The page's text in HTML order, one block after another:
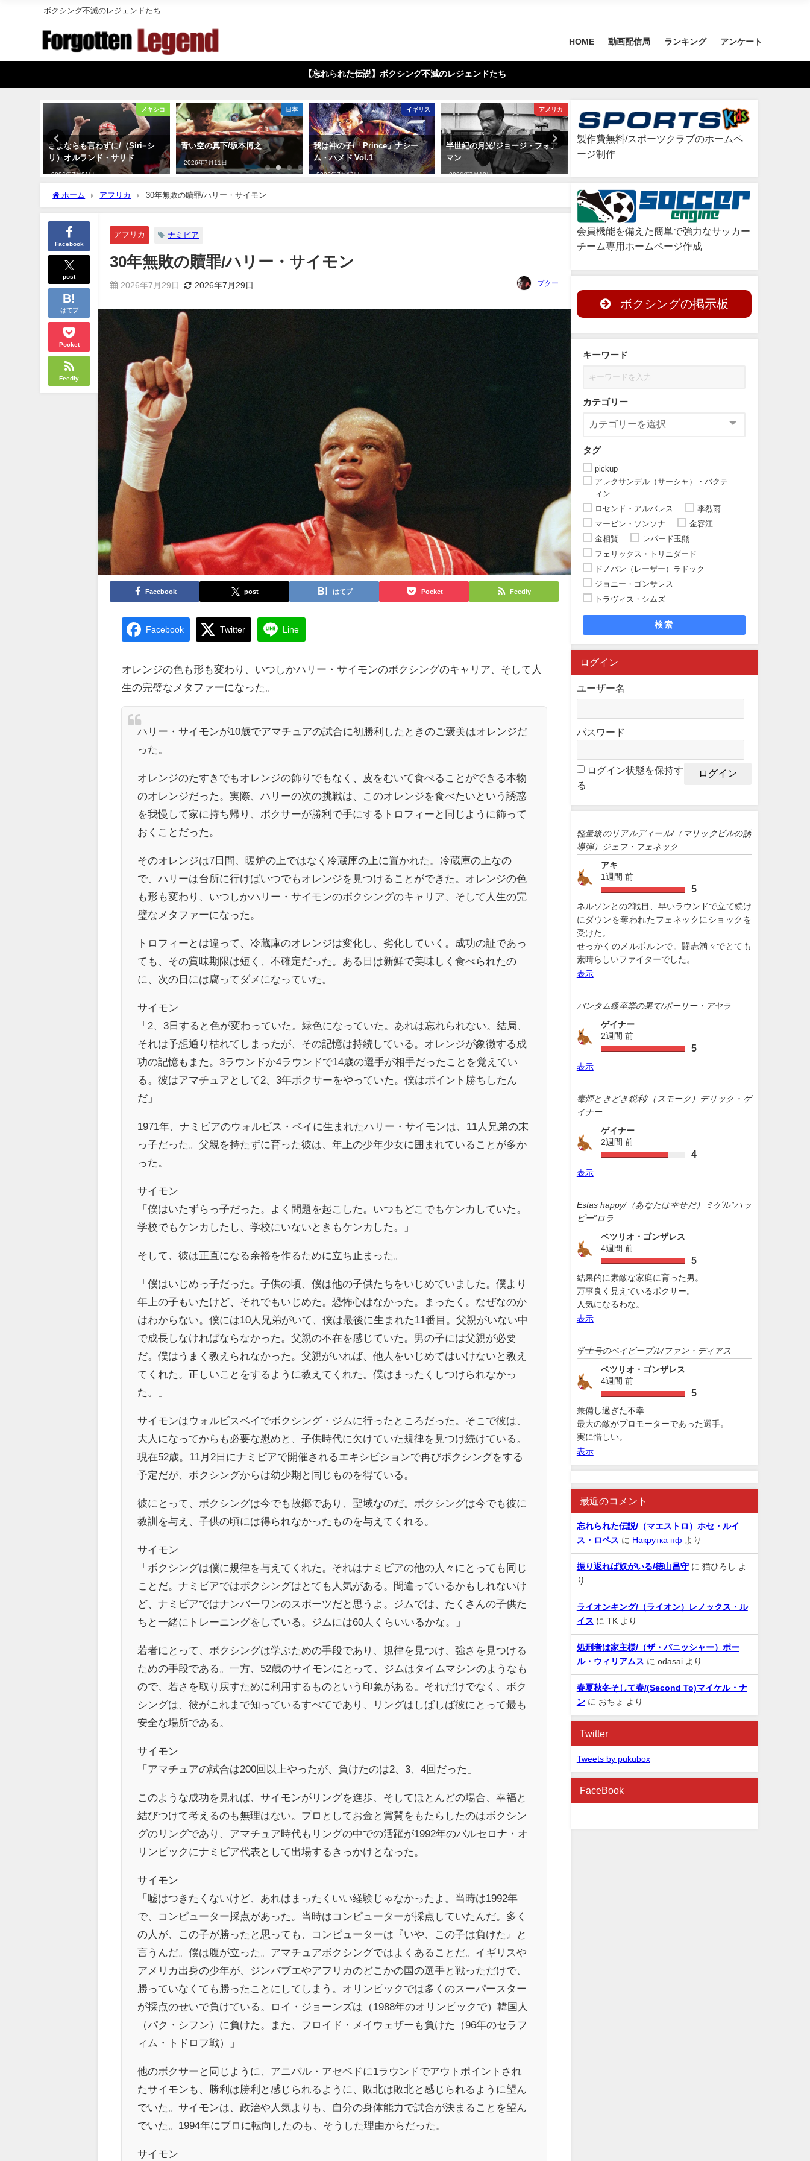
ボクシング不滅のレジェンドたち
HOME 動画配信局 ランキング アンケート
【忘れられた伝説】ボクシング不滅のレジェンドたち
メキシコ
さよならも言わずに/（Siri=シ
リ）オルランド・サリド
2026年7月21日
日本
青い空の真下/坂本博之
2026年7月11日
イギリス
我は神の子/「Prince」ナシー
ム・ハメド Vol.1
2026年7月17日
アメリカ
半世紀の月光/ジョージ・フォア
マン
2026年7月13日
無知の涙も枯れて/（ラカンド
ン）ビクトル・ラバナレス
ホーム アフリカ 30年無敗の贖罪/ハリー・サイモン
Facebook
post
はてブ
Pocket
Feedly
アフリカ ナミビア
30年無敗の贖罪/ハリー・サイモン
2026年7月29日 2026年7月29日 プクー
Facebook post はてブ Pocket Feedly
Facebook Twitter Line
オレンジの色も形も変わり、いつしかハリー・サイモンのボクシングのキャリア、そして人
生の完璧なメタファーになった。
ハリー・サイモンが10歳でアマチュアの試合に初勝利したときのご褒美はオレンジだ
った。
オレンジのたすきでもオレンジの飾りでもなく、皮をむいて食べることができる本物
のオレンジだった。実際、ハリーの次の挑戦は、このオレンジを食べたいという誘惑
を我慢して家に持ち帰り、ボクサーが勝利で手にするトロフィーと同じように飾って
おくことだった。
そのオレンジは7日間、暖炉の上ではなく冷蔵庫の上に置かれた。冷蔵庫の上なの
で、ハリーは台所に行けばいつでもオレンジを見つけることができた。オレンジの色
も形も変わり、いつしかハリー・サイモンのボクシングのキャリア、そして人生の完
璧なメタファーになった。
トロフィーとは違って、冷蔵庫のオレンジは変化し、劣化していく。成功の証であっ
ても、その賞味期限は短く、不確定だった。ある日は新鮮で美味しく食べられたの
に、次の日には腐ってダメになっていた。
サイモン
「2、3日すると色が変わっていた。緑色になっていた。あれは忘れられない。結局、
それは予想通り枯れてしまったが、その記憶は持続している。オレンジが象徴する成
功の記憶もまた。3ラウンドか4ラウンドで14歳の選手が相手だったことを覚えてい
る。彼はアマチュアとして2、3年ボクサーをやっていた。僕はポイント勝ちしたん
だ」
1971年、ナミビアのウォルビス・ベイに生まれたハリー・サイモンは、11人兄弟の末
っ子だった。父親を持たずに育った彼は、年上の少年少女に囲まれていることが多か
った。
サイモン
「僕はいたずらっ子だった。よく問題を起こした。いつもどこでもケンカしていた。
学校でもケンカしたし、学校にいないときもケンカした。」
そして、彼は正直になる余裕を作るために立ち止まった。
「僕はいじめっ子だった。子供の頃、僕は他の子供たちをいじめていました。僕より
年上の子もいたけど、それでもいじめた。恐怖心はなかった。まったく。なぜなのか
はわからない。僕には10人兄弟がいて、僕は最後に生まれた11番目。父親がいない中
で成長しなければならなかった。父親の不在を感じていた。男の子には父親が必要
だ。僕はうまく教えられなかった。父親がいれば、他人をいじめてはいけないと教え
てくれた。正しいことをするように教えてくれた。僕はまったくしつけられなかっ
た。」
サイモンはウォルビスベイでボクシング・ジムに行ったところだった。そこで彼は、
大人になってからも必要な慰めと、子供時代に欠けていた規律を見つけ続けている。
現在52歳。11月2日にナミビアで開催されるエキシビションで再びボクシングをする
予定だが、ボクシングからは幼少期と同じものを得ている。
彼にとって、ボクシングは今でも故郷であり、聖域なのだ。ボクシングは今でも彼に
教訓を与え、子供の頃には得られなかったものを与えてくれる。
サイモン
「ボクシングは僕に規律を与えてくれた。それはナミビアの他の人々にとっても同じ
ことだ。ナミビアではボクシングはとても人気がある。間違っているかもしれないけ
ど、ナミビアではナンバーワンのスポーツだと思うよ。ジムでは、たくさんの子供た
ちと一緒にトレーニングをしている。ジムには60人くらいいるかな。」
若者にとって、ボクシングは学ぶための手段であり、規律を見つけ、強さを見つける
ための手段である。一方、52歳のサイモンにとって、ジムはタイムマシンのようなも
ので、若さを取り戻すために利用するものという印象がある。それだけでなく、ボク
シングは、彼がこれまで知っているすべてであり、リングはしばしば彼にとって最も
安全な場所である。
サイモン
「アマチュアの試合は200回以上やったが、負けたのは2、3、4回だった」
このような成功を見れば、サイモンがリングを進歩、そしてほとんどの場合、幸福と
結びつけて考えるのも無理はない。プロとしてお金と賞賛をもたらしたのはボクシン
グのリングであり、アマチュア時代もリングの中での活躍が1992年のバルセロナ・オ
リンピックにナミビア代表として出場するきっかけとなった。
サイモン
「嘘はつきたくないけど、あれはまったくいい経験じゃなかったよ。当時は1992年
で、コンピューター採点があった。当時はコンピューターが採点していたんだ。多く
の人が、この子が勝ったと思っても、コンピューターは『いや、この子は負けた』と
言うんだ。僕は腹が立った。アマチュアボクシングではよくあることだ。イギリスや
アメリカ出身の少年が、ジンバブエやアフリカのどこかの国の選手と戦っただけで、
勝っていなくても勝ったことにしてしまう。オリンピックでは多くのスーパースター
が採点のせいで負けている。ロイ・ジョーンズは（1988年のオリンピックで）韓国人
（パク・シフン）に負けた。また、フロイド・メイウェザーも負けた（96年のセラフ
ィム・トドロフ戦）」
他のボクサーと同じように、アニバル・アセベドに1ラウンドでアウトポイントされ
たサイモンも、勝利は勝利と感じられるように、敗北は敗北と感じられるように望ん
でいた。サイモンは、政治や人気よりも、自分の身体能力で試合が決まることを望ん
でいた。1994年にプロに転向したのも、そうした理由からだった。
サイモン
製作費無料/スポーツクラブのホームペ
ージ制作
会員機能を備えた簡単で強力なサッカー
チーム専用ホームページ作成
ボクシングの掲示板
キーワード
カテゴリー
タグ
pickup
アレクサンデル（サーシャ）・バクテ
ィン
ロセンド・アルバレス
李烈雨
マービン・ソンソナ
金容江
金相賢
レパード玉熊
フェリックス・トリニダード
ドノバン（レーザー）ラドック
ジョニー・ゴンサレス
トラヴィス・シムズ
検索
ログイン
ユーザー名
パスワード
ログイン状態を保持す
る
軽量級のリアルディール/（マリックビルの誘
導弾）ジェフ・フェネック
アキ
1週間 前
5
ネルソンとの2戦目、早いラウンドで立て続け
にダウンを奪われたフェネックにショックを
受けた。
せっかくのメルボルンで。闘志満々でとても
素晴らしいファイターでした。
表示
バンタム級卒業の果て/ポーリー・アヤラ
ゲイナー
2週間 前
5
表示
毒煙ときどき鋭利/（スモーク）デリック・ゲ
イナー
ゲイナー
2週間 前
4
表示
Estas happy/（あなたは幸せだ）ミゲル”ハッ
ピー”ロラ
ベツリオ・ゴンザレス
4週間 前
5
結果的に素敵な家庭に育った男。
万事良く見えているボクサー。
人気になるわな。
表示
学士号のベイビーブル/ファン・ディアス
ベツリオ・ゴンザレス
4週間 前
5
兼備し過ぎた不幸
最大の敵がプロモーターであった選手。
実に惜しい。
表示
最近のコメント
忘れられた伝説/（マエストロ）ホセ・ルイ
ス・ロペス に Накрутка пф より
振り返れば奴がいる/徳山昌守に 猫ひろし よ
り
ライオンキング/（ライオン）レノックス・ル
イス に TKより
処刑者は家主様/（ザ・パニッシャー）ポー
ル・ウィリアムス に odasaiより
春夏秋冬そして春/(Second To)マイケル・ナ
ンに おちょ より
Twitter
Tweets by pukubox
FaceBook